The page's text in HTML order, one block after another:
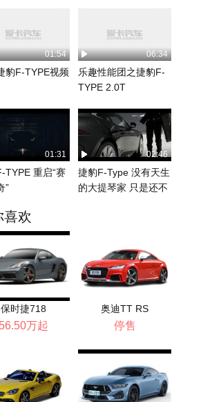
01:54
豹F-TYPE视频
06:34
乐趣性能团之捷豹F-
TYPE 2.0T
01:31
TYPE 重启“赛
”
02:46
捷豹F-Type 没有天生
的大提琴家 只是还不
喜欢
保时捷718
56.50万起
奥迪TT RS
停售